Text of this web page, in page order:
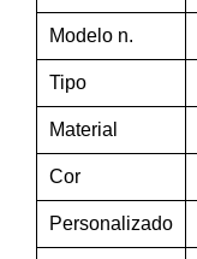
Modelo n.
Tipo
Material
Cor
Personalizado